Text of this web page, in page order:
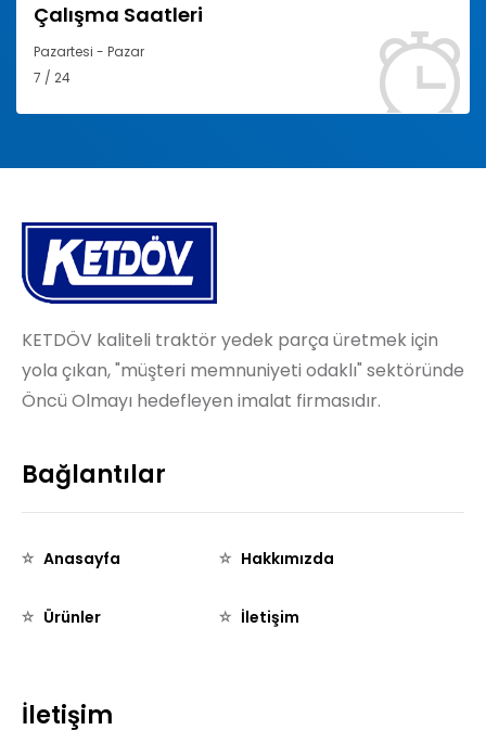
Çalışma Saatleri
Pazartesi - Pazar
7 / 24
KETDÖV kaliteli traktör yedek parça üretmek için
yola çıkan, "müşteri memnuniyeti odaklı" sektöründe
Öncü Olmayı hedefleyen imalat firmasıdır.
Bağlantılar
Anasayfa Hakkımızda
Ürünler İletişim
İletişim